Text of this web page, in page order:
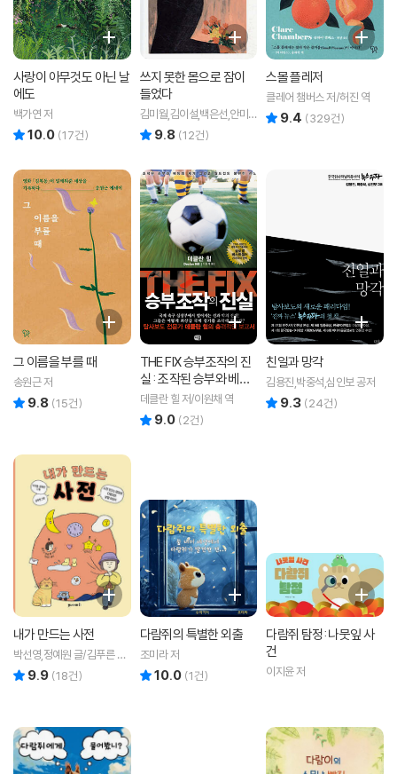
사랑이 아무것도 아닌 날
에도
백가연 저
10.0 (17건)
쓰지 못한 몸으로 잠이
들었다
김미월,김이설,백은선,안미
옥,이근화,조혜은 저
9.8 (12건)
스몰 플레저
클레어 챔버스 저/허진 역
9.4 (329건)
그 이름을 부를 때
송원근 저
9.8 (15건)
THE FIX 승부조작의 진
실 : 조작된 승부와 베팅
의 세계, 그리고 월드컵
의 불편한 진실
데클란 힐 저/이원채 역
9.0 (2건)
친일과 망각
김용진,박중석,심인보 공저
9.3 (24건)
내가 만드는 사전
박선영,정예원 글/김푸른 그
림 9.9 (18건)
다람쥐의 특별한 외출
조미라 저
10.0 (1건)
다람쥐 탐정: 나뭇잎 사
건
이지윤 저